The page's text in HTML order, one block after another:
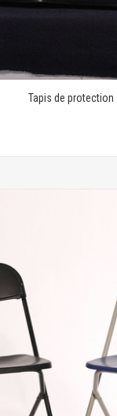
Tapis de protection